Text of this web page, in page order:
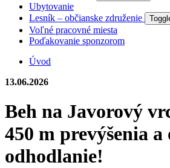
Ubytovanie
Lesník – občianske združenie
Voľné pracovné miesta
Poďakovanie sponzorom
Úvod
13.06.2026
Beh na Javorový
450 m prevýšenia a
odhodlanie!